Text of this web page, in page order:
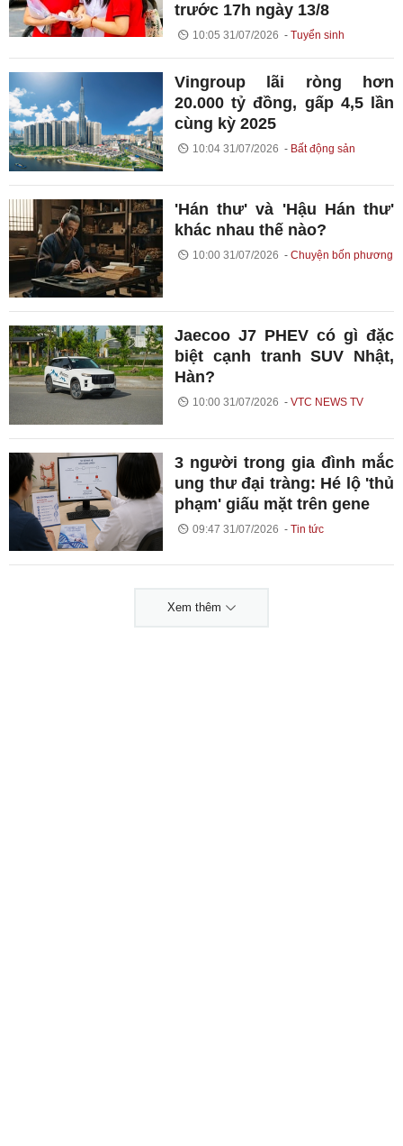
trước 17h ngày 13/8
10:05 31/07/2026 Tuyển sinh
Vingroup lãi ròng hơn
20.000 tỷ đồng, gấp 4,5 lần
cùng kỳ 2025
10:04 31/07/2026 Bất động sản
'Hán thư' và 'Hậu Hán thư'
khác nhau thế nào?
10:00 31/07/2026 Chuyện bốn phương
Jaecoo J7 PHEV có gì đặc
biệt cạnh tranh SUV Nhật,
Hàn?
10:00 31/07/2026 VTC NEWS TV
3 người trong gia đình mắc
ung thư đại tràng: Hé lộ 'thủ
phạm' giấu mặt trên gene
09:47 31/07/2026 Tin tức
Xem thêm